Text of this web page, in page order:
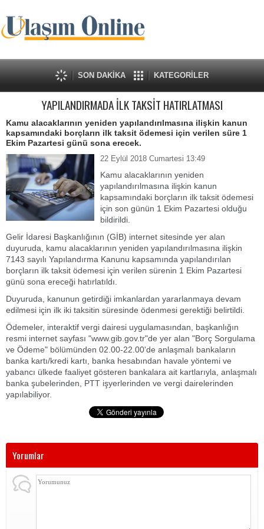
SON DAKİKA KATEGORİLER
YAPILANDIRMADA İLK TAKSİT HATIRLATMASI
Kamu alacaklarının yeniden yapılandırılmasına ilişkin kanun
kapsamındaki borçların ilk taksit ödemesi için verilen süre 1
Ekim Pazartesi günü sona erecek.
22 Eylül 2018 Cumartesi 13:49
Kamu alacaklarının yeniden
yapılandırılmasına ilişkin kanun
kapsamındaki borçların ilk taksit ödemesi
için son günün 1 Ekim Pazartesi olduğu
bildirildi.
Gelir İdaresi Başkanlığının (GİB) internet sitesinde yer alan
duyuruda, kamu alacaklarının yeniden yapılandırılmasına ilişkin
7143 sayılı Yapılandırma Kanunu kapsamında yapılandırılan
borçların ilk taksit ödemesi için verilen sürenin 1 Ekim Pazartesi
günü sona ereceği hatırlatıldı.
Duyuruda, kanunun getirdiği imkanlardan yararlanmaya devam
edilmesi için ilk iki taksitin süresinde ödenmesi gerektiği belirtildi.
Ödemeler, interaktif vergi dairesi uygulamasından, başkanlığın
resmi internet sayfası "www.gib.gov.tr"de yer alan "Borç Sorgulama
ve Ödeme" bölümünden 02.00-22.00'de anlaşmalı bankaların
banka kartı/kredi kartı, banka hesabından havale yöntemi ve
yabancı ülkede faaliyet gösteren bankalara ait kartlarıyla, anlaşmalı
banka şubelerinden, PTT işyerlerinden ve vergi dairelerinden
yapılabiliyor.
Yorumlar